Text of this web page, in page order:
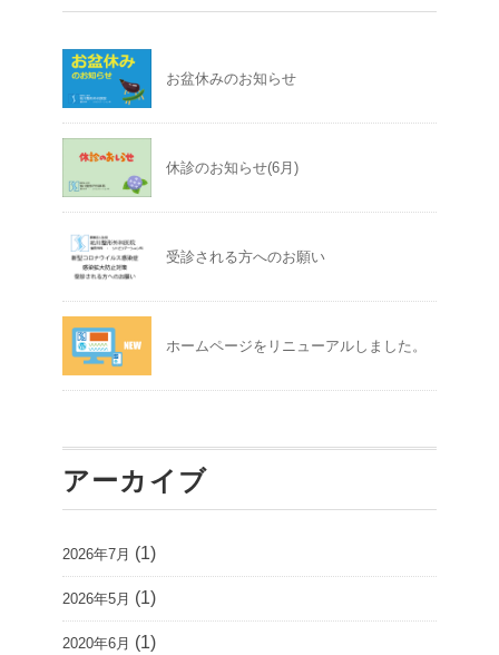
お盆休みのお知らせ
休診のお知らせ(6月)
受診される方へのお願い
ホームページをリニューアルしました。
アーカイブ
2026年7月 (1)
2026年5月 (1)
2020年6月 (1)